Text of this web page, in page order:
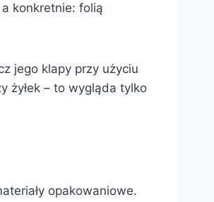
konkretnie: folią
jego klapy przy użyciu
żyłek – to wygląda tylko
opakowaniowe.